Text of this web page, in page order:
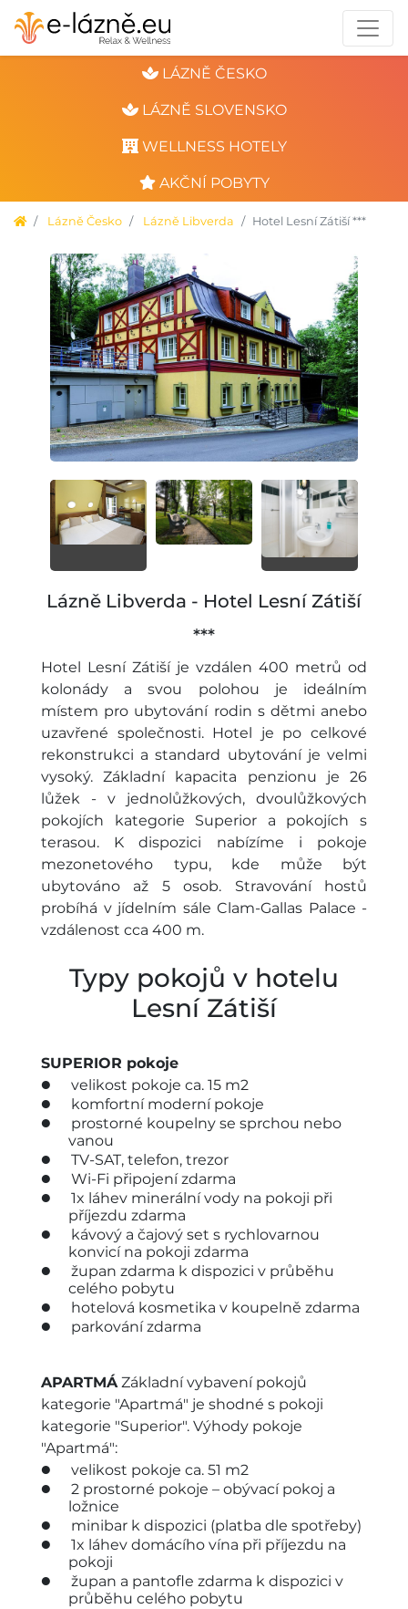
LÁZNĚ ČESKO
LÁZNĚ SLOVENSKO
WELLNESS HOTELY
AKČNÍ POBYTY
Lázně Česko Lázně Libverda Hotel Lesní Zátiší ***
Lázně Libverda - Hotel Lesní Zátiší
***
Hotel Lesní Zátiší je vzdálen 400 metrů od
kolonády a svou polohou je ideálním
místem pro ubytování rodin s dětmi anebo
uzavřené společnosti. Hotel je po celkové
rekonstrukci a standard ubytování je velmi
vysoký. Základní kapacita penzionu je 26
lůžek - v jednolůžkových, dvoulůžkových
pokojích kategorie Superior a pokojích s
terasou. K dispozici nabízíme i pokoje
mezonetového typu, kde může být
ubytováno až 5 osob. Stravování hostů
probíhá v jídelním sále Clam-Gallas Palace -
vzdálenost cca 400 m.
Typy pokojů v hotelu
Lesní Zátiší
SUPERIOR pokoje
velikost pokoje ca. 15 m2
komfortní moderní pokoje
prostorné koupelny se sprchou nebo
vanou
TV-SAT, telefon, trezor
Wi-Fi připojení zdarma
1x láhev minerální vody na pokoji při
příjezdu zdarma
kávový a čajový set s rychlovarnou
konvicí na pokoji zdarma
župan zdarma k dispozici v průběhu
celého pobytu
hotelová kosmetika v koupelně zdarma
parkování zdarma
APARTMÁZákladní vybavení pokojů
kategorie "Apartmá" je shodné s pokoji
kategorie "Superior". Výhody pokoje
"Apartmá":
velikost pokoje ca. 51 m2
2 prostorné pokoje – obývací pokoj a
ložnice
minibar k dispozici (platba dle spotřeby)
1x láhev domácího vína při příjezdu na
pokoji
župan a pantofle zdarma k dispozici v
průběhu celého pobytu